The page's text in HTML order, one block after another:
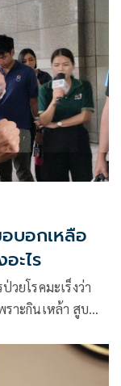
บอกเหลือ
ะไร
ยโรคมะเร็งว่า
าะกินเหล้า สูบ
วยความสุข